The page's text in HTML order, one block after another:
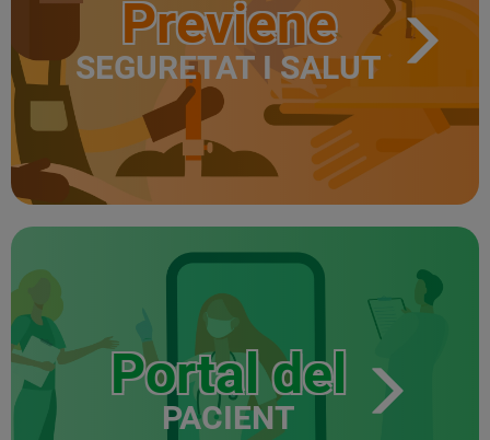
Previene
SEGURETAT I SALUT
Portal del
PACIENT